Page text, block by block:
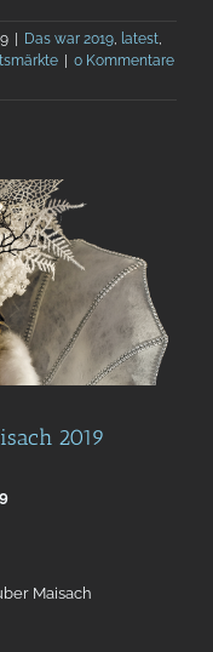
Das war 2019, latest,
0 Kommentare
2019
Maisach